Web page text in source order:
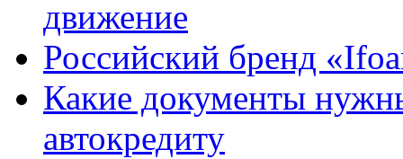
движение
Российский бренд
Какие документы
автокредиту